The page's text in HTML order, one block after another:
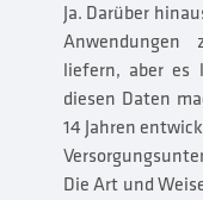
Ja. Darüber
Anwendungen
liefern, aber es
diesen Daten
14 Jahren
Die Art und